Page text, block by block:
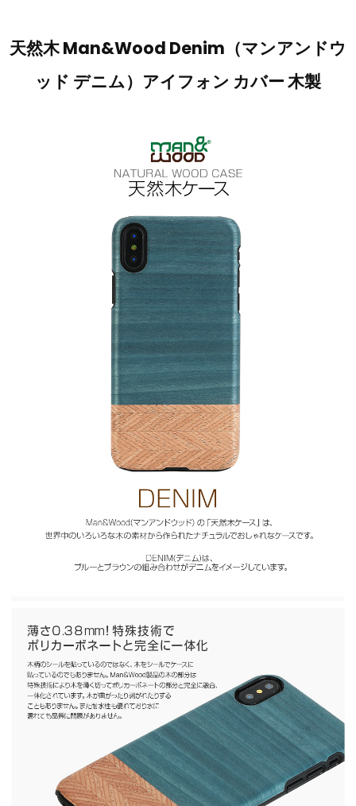
天然木 Man&Wood Denim（マンアンドウ
ッド デニム）アイフォン カバー 木製